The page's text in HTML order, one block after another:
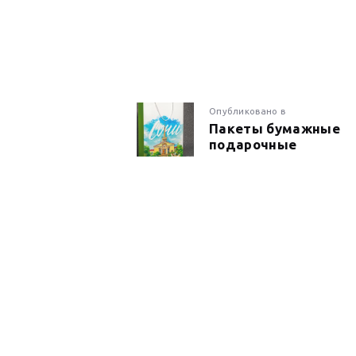
ПО
Опубликовано вПредыдущая
запись:
Пакеты бумажные
подарочные